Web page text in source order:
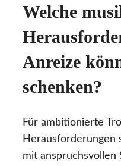
Welche
Anreize
schenken?
Für ambitionierte
Herausforderungen
mit anspruchsvollen